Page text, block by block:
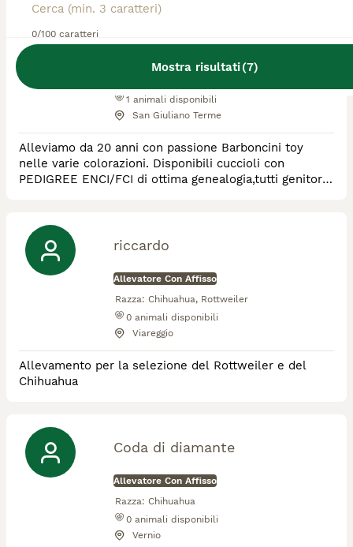
0/100 caratteri
Mostra risultati(7)
PORTA
Allevatore Con Affisso
Chihuahua, Barboncino, Volpino
1 animali disponibili
San Giuliano Terme
Alleviamo da 20 anni con passione Barboncini toy
nelle varie colorazioni. Disponibili cuccioli con
PEDIGREE ENCI/FCI di ottima genealogia,tutti genitori
vaccinazione, microchip, iscrizione ASL certificato di
buona salute
riccardo
Allevatore Con Affisso
Razza: Chihuahua, Rottweiler
0 animali disponibili
Viareggio
Allevamento per la selezione del Rottweiler e del
Chihuahua
Coda di diamante
Allevatore Con Affisso
Razza: Chihuahua
0 animali disponibili
Vernio